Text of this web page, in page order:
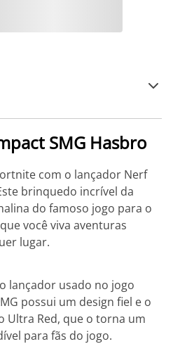
SMG Hasbro
com o lançador Nerf
brinquedo incrível da
do famoso jogo para o
você viva aventuras
lugar.
lançador usado no jogo
possui um design fiel e o
Ultra Red, que o torna um
para fãs do jogo.